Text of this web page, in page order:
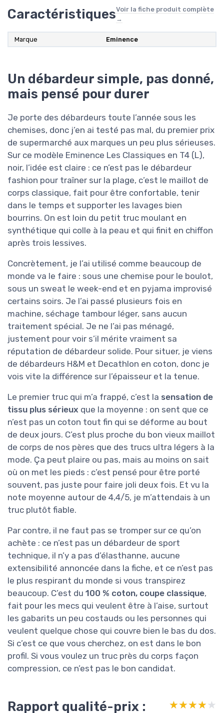
CaractéristiquesVoir la fiche produit complète
→
Marque Eminence
Un débardeur simple, pas donné,
mais pensé pour durer
Je porte des débardeurs toute l’année sous les
chemises, donc j’en ai testé pas mal, du premier prix
de supermarché aux marques un peu plus sérieuses.
Sur ce modèle Eminence Les Classiques en T4 (L),
noir, l’idée est claire : ce n’est pas le débardeur
fashion pour traîner sur la plage, c’est le maillot de
corps classique, fait pour être confortable, tenir
dans le temps et supporter les lavages bien
bourrins. On est loin du petit truc moulant en
synthétique qui colle à la peau et qui finit en chiffon
après trois lessives.
Concrètement, je l’ai utilisé comme beaucoup de
monde va le faire : sous une chemise pour le boulot,
sous un sweat le week-end et en pyjama improvisé
certains soirs. Je l’ai passé plusieurs fois en
machine, séchage tambour léger, sans aucun
traitement spécial. Je ne l’ai pas ménagé,
justement pour voir s’il mérite vraiment sa
réputation de débardeur solide. Pour situer, je viens
de débardeurs H&M et Decathlon en coton, donc je
vois vite la différence sur l’épaisseur et la tenue.
Le premier truc qui m’a frappé, c’est la sensation de
tissu plus sérieux que la moyenne : on sent que ce
n’est pas un coton tout fin qui se déforme au bout
de deux jours. C’est plus proche du bon vieux maillot
de corps de nos pères que des trucs ultra légers à la
mode. Ça peut plaire ou pas, mais au moins on sait
où on met les pieds : c’est pensé pour être porté
souvent, pas juste pour faire joli deux fois. Et vu la
note moyenne autour de 4,4/5, je m’attendais à un
truc plutôt fiable.
Par contre, il ne faut pas se tromper sur ce qu’on
achète : ce n’est pas un débardeur de sport
technique, il n’y a pas d’élasthanne, aucune
extensibilité annoncée dans la fiche, et ce n’est pas
le plus respirant du monde si vous transpirez
beaucoup. C’est du 100 % coton, coupe classique,
fait pour les mecs qui veulent être à l’aise, surtout
les gabarits un peu costauds ou les personnes qui
veulent quelque chose qui couvre bien le bas du dos.
Si c’est ce que vous cherchez, on est dans le bon
profil. Si vous voulez un truc près du corps façon
compression, ce n’est pas le bon candidat.
Rapport qualité-prix : ★★★★★
★★★★★